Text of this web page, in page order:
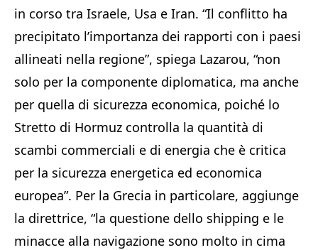
in corso tra Israele, Usa e Iran. “Il conflitto ha
precipitato l’importanza dei rapporti con i paesi
allineati nella regione”, spiega Lazarou, “non
solo per la componente diplomatica, ma anche
per quella di sicurezza economica, poiché lo
Stretto di Hormuz controlla la quantità di
scambi commerciali e di energia che è critica
per la sicurezza energetica ed economica
europea”. Per la Grecia in particolare, aggiunge
la direttrice, “la questione dello shipping e le
minacce alla navigazione sono molto in cima